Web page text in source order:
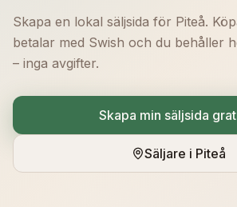
Skapa en lokal säljsida för Piteå.
betalar med Swish och du behåller
– inga avgifter.
Skapa min säljsida
Säljare i Piteå